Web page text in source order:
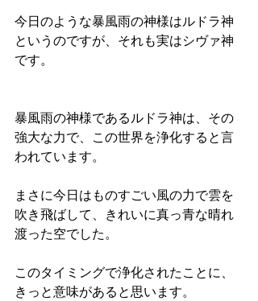
今日のような暴風雨の神様はルドラ神
というのですが、それも実はシヴァ神
です。
暴風雨の神様であるルドラ神は、その
強大な力で、この世界を浄化すると言
われています。
まさに今日はものすごい風の力で雲を
吹き飛ばして、きれいに真っ青な晴れ
渡った空でした。
このタイミングで浄化されたことに、
きっと意味があると思います。